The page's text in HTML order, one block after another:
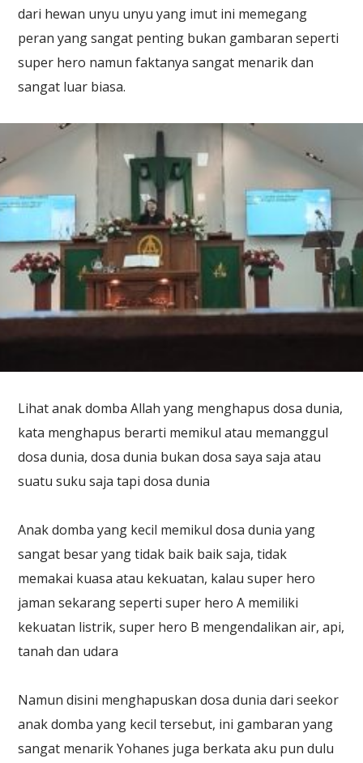
dari hewan unyu unyu yang imut ini memegang
peran yang sangat penting bukan gambaran seperti
super hero namun faktanya sangat menarik dan
sangat luar biasa.
Lihat anak domba Allah yang menghapus dosa dunia,
kata menghapus berarti memikul atau memanggul
dosa dunia, dosa dunia bukan dosa saya saja atau
suatu suku saja tapi dosa dunia
Anak domba yang kecil memikul dosa dunia yang
sangat besar yang tidak baik baik saja, tidak
memakai kuasa atau kekuatan, kalau super hero
jaman sekarang seperti super hero A memiliki
kekuatan listrik, super hero B mengendalikan air, api,
tanah dan udara
Namun disini menghapuskan dosa dunia dari seekor
anak domba yang kecil tersebut, ini gambaran yang
sangat menarik Yohanes juga berkata aku pun dulu